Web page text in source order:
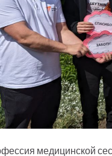
медицинской